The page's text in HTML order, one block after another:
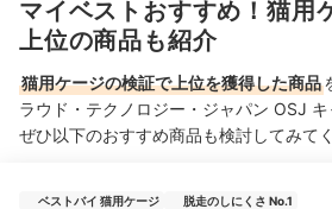
マイベストおすすめ！猫用
上位の商品も紹介
猫用ケージの検証で上位を獲得した商品
ラウド・テクノロジー・ジャパン OSJ キ
ぜひ以下のおすすめ商品も検討してみて
ベストバイ 猫用ケージ 脱走のしにくさ No.1